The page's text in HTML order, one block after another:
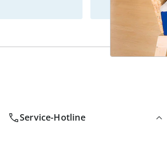
Service-Hotline